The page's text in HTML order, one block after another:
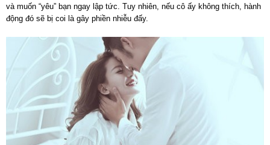
và muốn “yêu” bạn ngay lập tức. Tuy nhiên, nếu cô ấy không thích, hành
động đó sẽ bị coi là gây phiền nhiễu đấy.